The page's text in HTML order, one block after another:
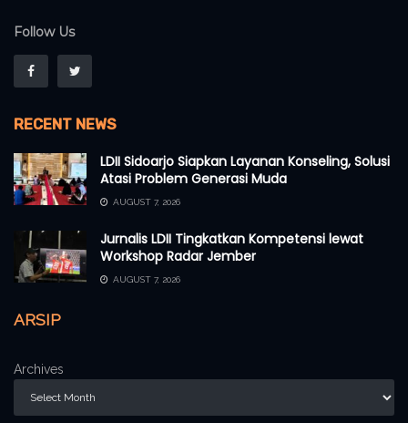
Follow Us
RECENT NEWS
LDII Sidoarjo Siapkan Layanan Konseling, Solusi
Atasi Problem Generasi Muda
AUGUST 7, 2026
Jurnalis LDII Tingkatkan Kompetensi lewat
Workshop Radar Jember
AUGUST 7, 2026
ARSIP
Archives